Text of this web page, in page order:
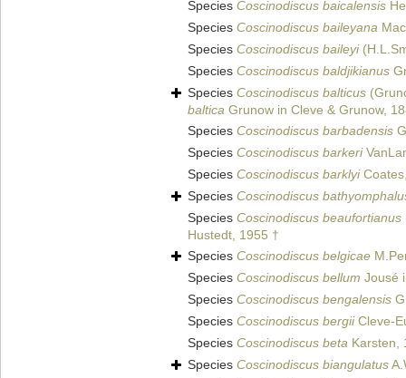
Species Coscinodiscus baicalensis
Species Coscinodiscus baileyana
Species Coscinodiscus baileyi
Species Coscinodiscus baldjikianus
Species Coscinodiscus balticus
baltica Grunow in Cleve & Grunow,
Species Coscinodiscus barbadensis
Species Coscinodiscus barkeri
Species Coscinodiscus barklyi
Species Coscinodiscus
Species Coscinodiscus beaufortianus
Hustedt, 1955 †
Species Coscinodiscus belgicae
Species Coscinodiscus bellum Jousé
Species Coscinodiscus bengalensis
Species Coscinodiscus bergiiCleve-
Species Coscinodiscus beta Karsten,
Species Coscinodiscus biangulatus